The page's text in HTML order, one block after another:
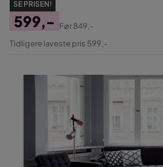
SE PRISEN!
Pris
599,-
Original
Før849,-
Tidligere laveste pris 599,-